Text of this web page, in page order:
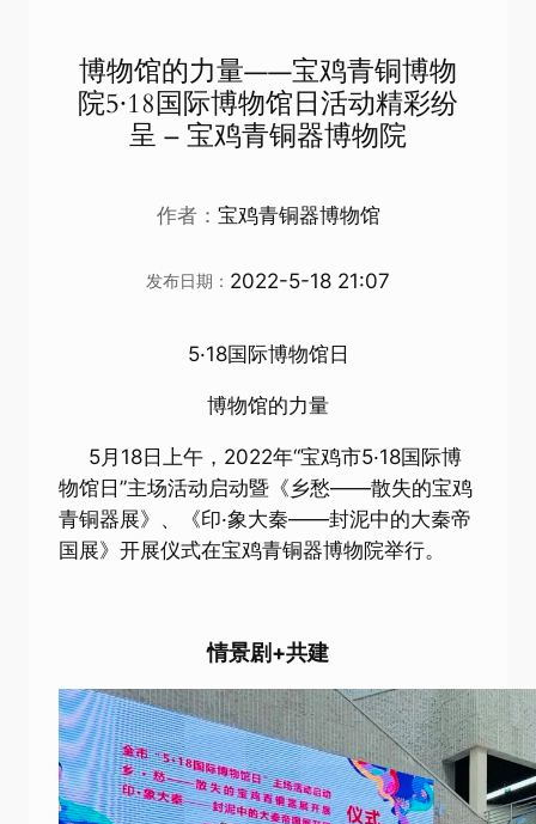
博物馆的力量——宝鸡青铜博物
院5·18国际博物馆日活动精彩纷
呈 – 宝鸡青铜器博物院
作者： 宝鸡青铜器博物馆
发布日期： 2022-5-18 21:07
5·18国际博物馆日
博物馆的力量
5月18日上午，2022年“宝鸡市5·18国际博
物馆日”主场活动启动暨《乡愁——散失的宝鸡
青铜器展》、《印·象大秦——封泥中的大秦帝
国展》开展仪式在宝鸡青铜器博物院举行。
情景剧+共建